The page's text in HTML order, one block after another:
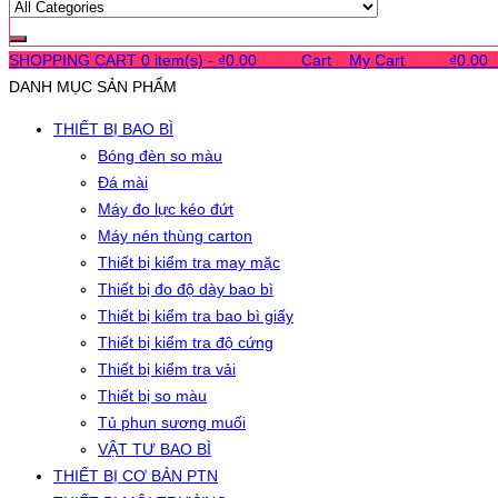
SHOPPING CART 0 item(s) - ₫0.00 Cart My Cart ₫0.00
DANH MỤC SẢN PHẨM
THIẾT BỊ BAO BÌ
Bóng đèn so màu
Đá mài
Máy đo lực kéo đứt
Máy nén thùng carton
Thiết bị kiểm tra may mặc
Thiết bị đo độ dày bao bì
Thiết bị kiểm tra bao bì giấy
Thiết bị kiểm tra độ cứng
Thiết bị kiểm tra vải
Thiết bị so màu
Tủ phun sương muối
VẬT TƯ BAO BÌ
THIẾT BỊ CƠ BẢN PTN